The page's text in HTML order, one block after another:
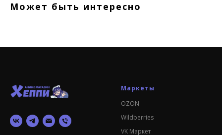
Может быть интересно
Маркеты
OZON
Wildberries
VK Маркет